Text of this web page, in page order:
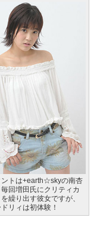
ントは+earth☆skyの南杏
回増田氏にクリティカ
繰り出す彼女ですが、
リィは初体験！